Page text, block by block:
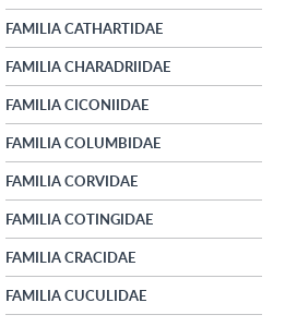
FAMILIA CATHARTIDAE
FAMILIA CHARADRIIDAE
FAMILIA CICONIIDAE
FAMILIA COLUMBIDAE
FAMILIA CORVIDAE
FAMILIA COTINGIDAE
FAMILIA CRACIDAE
FAMILIA CUCULIDAE